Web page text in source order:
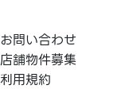
お問い合わせ
店舗物件募集
利用規約